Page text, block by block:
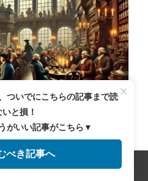
スはただのカフェじゃ
サイドバー
×
ついでにこちらの記事まで読
いと損！
がいい記事がこちら▼
べき記事へ